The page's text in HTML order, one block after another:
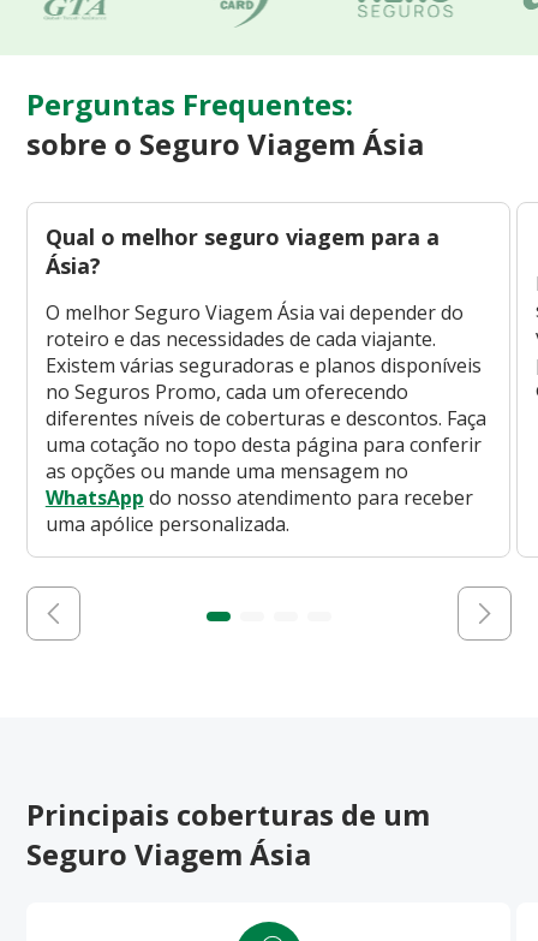
Perguntas Frequentes:
sobre o Seguro Viagem Ásia
Qual o melhor seguro viagem para a
Ásia?
O melhor Seguro Viagem Ásia vai depender do
roteiro e das necessidades de cada viajante.
Existem várias seguradoras e planos disponíveis
no Seguros Promo, cada um oferecendo
diferentes níveis de coberturas e descontos. Faça
uma cotação no topo desta página para conferir
as opções ou mande uma mensagem no
WhatsApp do nosso atendimento para receber
uma apólice personalizada.
Principais coberturas de um
Seguro Viagem Ásia